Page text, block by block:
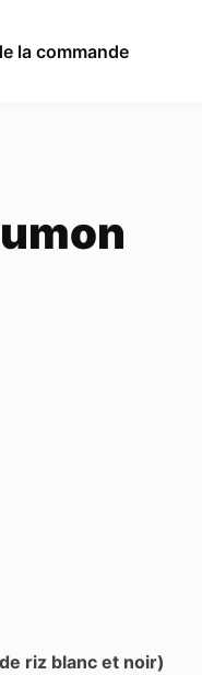
la commande
riz blanc et noir)